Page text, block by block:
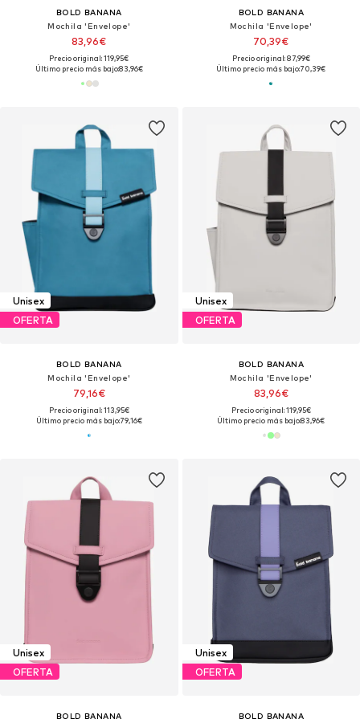
BOLD BANANA
Mochila 'Envelope'
83,96€
Precio original: 119,95€
Último precio más bajo:83,96€
BOLD BANANA
Mochila 'Envelope'
70,39€
Precio original: 87,99€
Último precio más bajo:70,39€
Unisex
OFERTA
BOLD BANANA
Mochila 'Envelope'
79,16€
Precio original: 113,95€
Último precio más bajo:79,16€
Unisex
OFERTA
BOLD BANANA
Mochila 'Envelope'
83,96€
Precio original: 119,95€
Último precio más bajo:83,96€
Unisex
OFERTA
BOLD BANANA
Unisex
OFERTA
BOLD BANANA